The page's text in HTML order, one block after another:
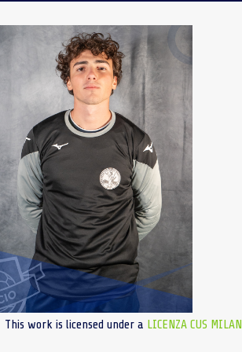
This work is licensed under a LICENZA CUS